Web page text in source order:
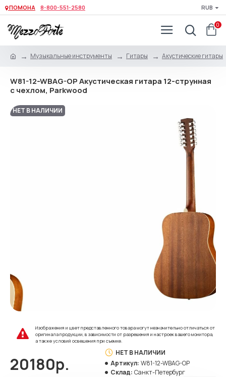
ПОМОНА 8-800-551-2580 RUB
0
Музыкальные инструменты Гитары Акустические гитары
W81-12-WBAG-OP Акустическая гитара 12-струнная
с чехлом, Parkwood
НЕТ В НАЛИЧИИ
Изображения и цвет представленного товара могут незначительно отличаться от
оригинала продукции, в зависимости от разрешения и настроек вашего монитора,
а также условий освещения при съемке.
20180р.
НЕТ В НАЛИЧИИ
Артикул: W81-12-WBAG-OP
Склад: Санкт-Петербург